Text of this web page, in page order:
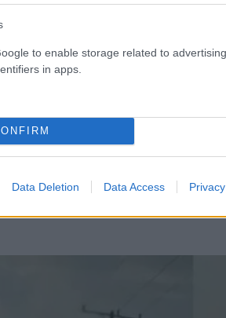
to enable storage related to
in apps.
Data Deletion Data Access